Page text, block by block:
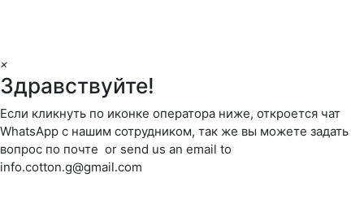
×
Здравствуйте!
Если кликнуть по иконке оператора ниже, откроется чат
WhatsApp с нашим сотрудником, так же вы можете задать
вопрос по почте or send us an email to
info.cotton.g@gmail.com